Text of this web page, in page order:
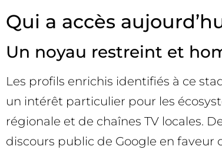
Qui a accès
Un noyau restreint et
Les profils enrichis identifiés à ce
un intérêt particulier pour les
régionale et de chaînes TV locales.
discours public de Google en faveur